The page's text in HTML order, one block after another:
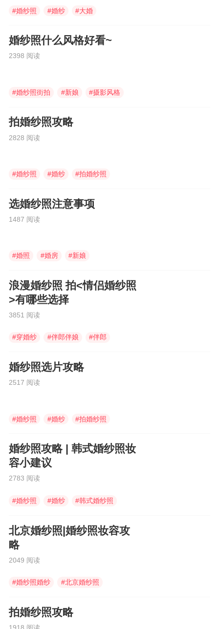
#婚纱照 #婚纱 #大婚
婚纱照什么风格好看~
2398 阅读
#婚纱照街拍 #新娘 #摄影风格
拍婚纱照攻略
2828 阅读
#婚纱照 #婚纱 #拍婚纱照
选婚纱照注意事项
1487 阅读
#婚照 #婚房 #新娘
浪漫婚纱照 拍<情侣婚纱照
>有哪些选择
3851 阅读
#穿婚纱 #伴郎伴娘 #伴郎
婚纱照选片攻略
2517 阅读
#婚纱照 #婚纱 #拍婚纱照
婚纱照攻略 | 韩式婚纱照妆
容小建议
2783 阅读
#婚纱照 #婚纱 #韩式婚纱照
北京婚纱照|婚纱照妆容攻
略
2049 阅读
#婚纱照婚纱 #北京婚纱照
拍婚纱照攻略